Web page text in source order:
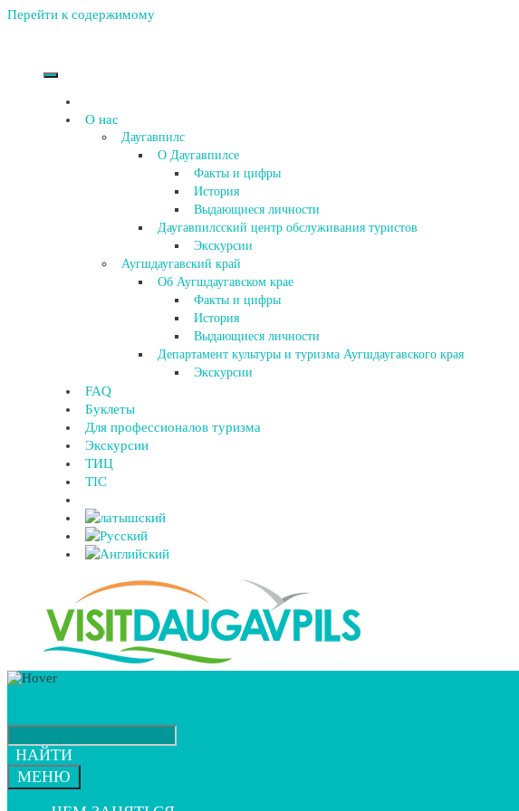
Перейти к содержимому
О нас
Даугавпилс
О Даугавпилсе
Факты и цифры
История
Выдающиеся личности
Даугавпилсский центр обслуживания туристов
Экскурсии
Аугшдаугавский край
Об Аугшдаугавском крае
Факты и цифры
История
Выдающиеся личности
Департамент культуры и туризма Аугшдаугавского края
Экскурсии
FAQ
Буклеты
Для профессионалов туризма
Экскурсии
ТИЦ
TIC
НАЙТИ
МЕНЮ